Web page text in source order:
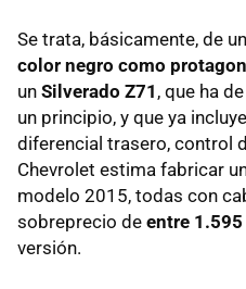
Se trata, básicamente, de
color negro como
un Silverado Z71 , que ha
un principio, y que ya
diferencial trasero, control
Chevrolet estima fabricar
modelo 2015, todas con
sobreprecio de entre
versión.